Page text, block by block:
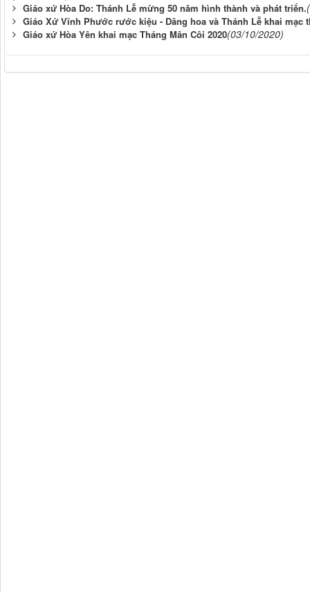
Giáo xứ Hòa Do: Thánh Lễ mừng 50 năm hình thành và phát triển.
Giáo Xứ Vĩnh Phước rước kiệu - Dâng hoa và Thánh Lễ khai mạc
Giáo xứ Hòa Yên khai mạc Tháng Mân Côi 2020(03/10/2020)